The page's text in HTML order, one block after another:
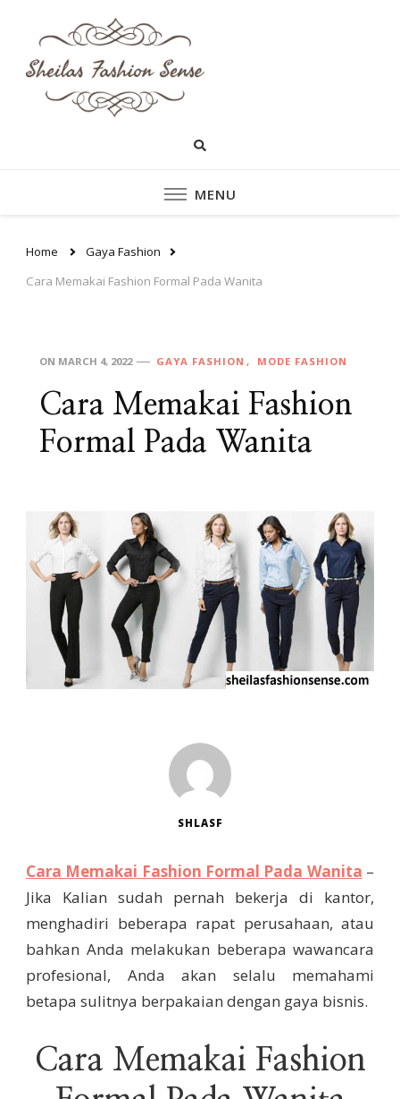
Style dan fashion
MENU
Home
Gaya Fashion
Cara Memakai Fashion Formal Pada Wanita
ON MARCH 4, 2022 GAYA FASHION MODE FASHION
Cara Memakai Fashion
Formal Pada Wanita
SHLASF
Cara Memakai Fashion Formal Pada Wanita –
Jika Kalian sudah pernah bekerja di kantor,
menghadiri beberapa rapat perusahaan, atau
bahkan Anda melakukan beberapa wawancara
profesional, Anda akan selalu memahami
betapa sulitnya berpakaian dengan gaya bisnis.
Cara Memakai Fashion